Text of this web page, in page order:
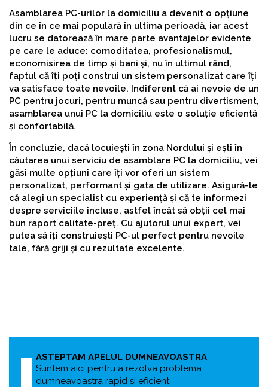
Asamblarea PC-urilor la domiciliu a devenit o opțiune
din ce în ce mai populară în ultima perioadă, iar acest
lucru se datorează în mare parte avantajelor evidente
pe care le aduce: comoditatea, profesionalismul,
economisirea de timp și bani și, nu în ultimul rând,
faptul că îți poți construi un sistem personalizat care îți
va satisface toate nevoile. Indiferent că ai nevoie de un
PC pentru jocuri, pentru muncă sau pentru divertisment,
asamblarea unui PC la domiciliu este o soluție eficientă
și confortabilă.
În concluzie, dacă locuiești în zona Nordului și ești în
căutarea unui serviciu de asamblare PC la domiciliu, vei
găsi multe opțiuni care îți vor oferi un sistem
personalizat, performant și gata de utilizare. Asigură-te
că alegi un specialist cu experiență și că te informezi
despre serviciile incluse, astfel încât să obții cel mai
bun raport calitate-preț. Cu ajutorul unui expert, vei
putea să îți construiești PC-ul perfect pentru nevoile
tale, fără griji și cu rezultate excelente.
ASTEPTAM APELUL DUMNEAVOASTRA
Suntem aici pentru a rezolva problema
dumneavoastra rapid si eficient.